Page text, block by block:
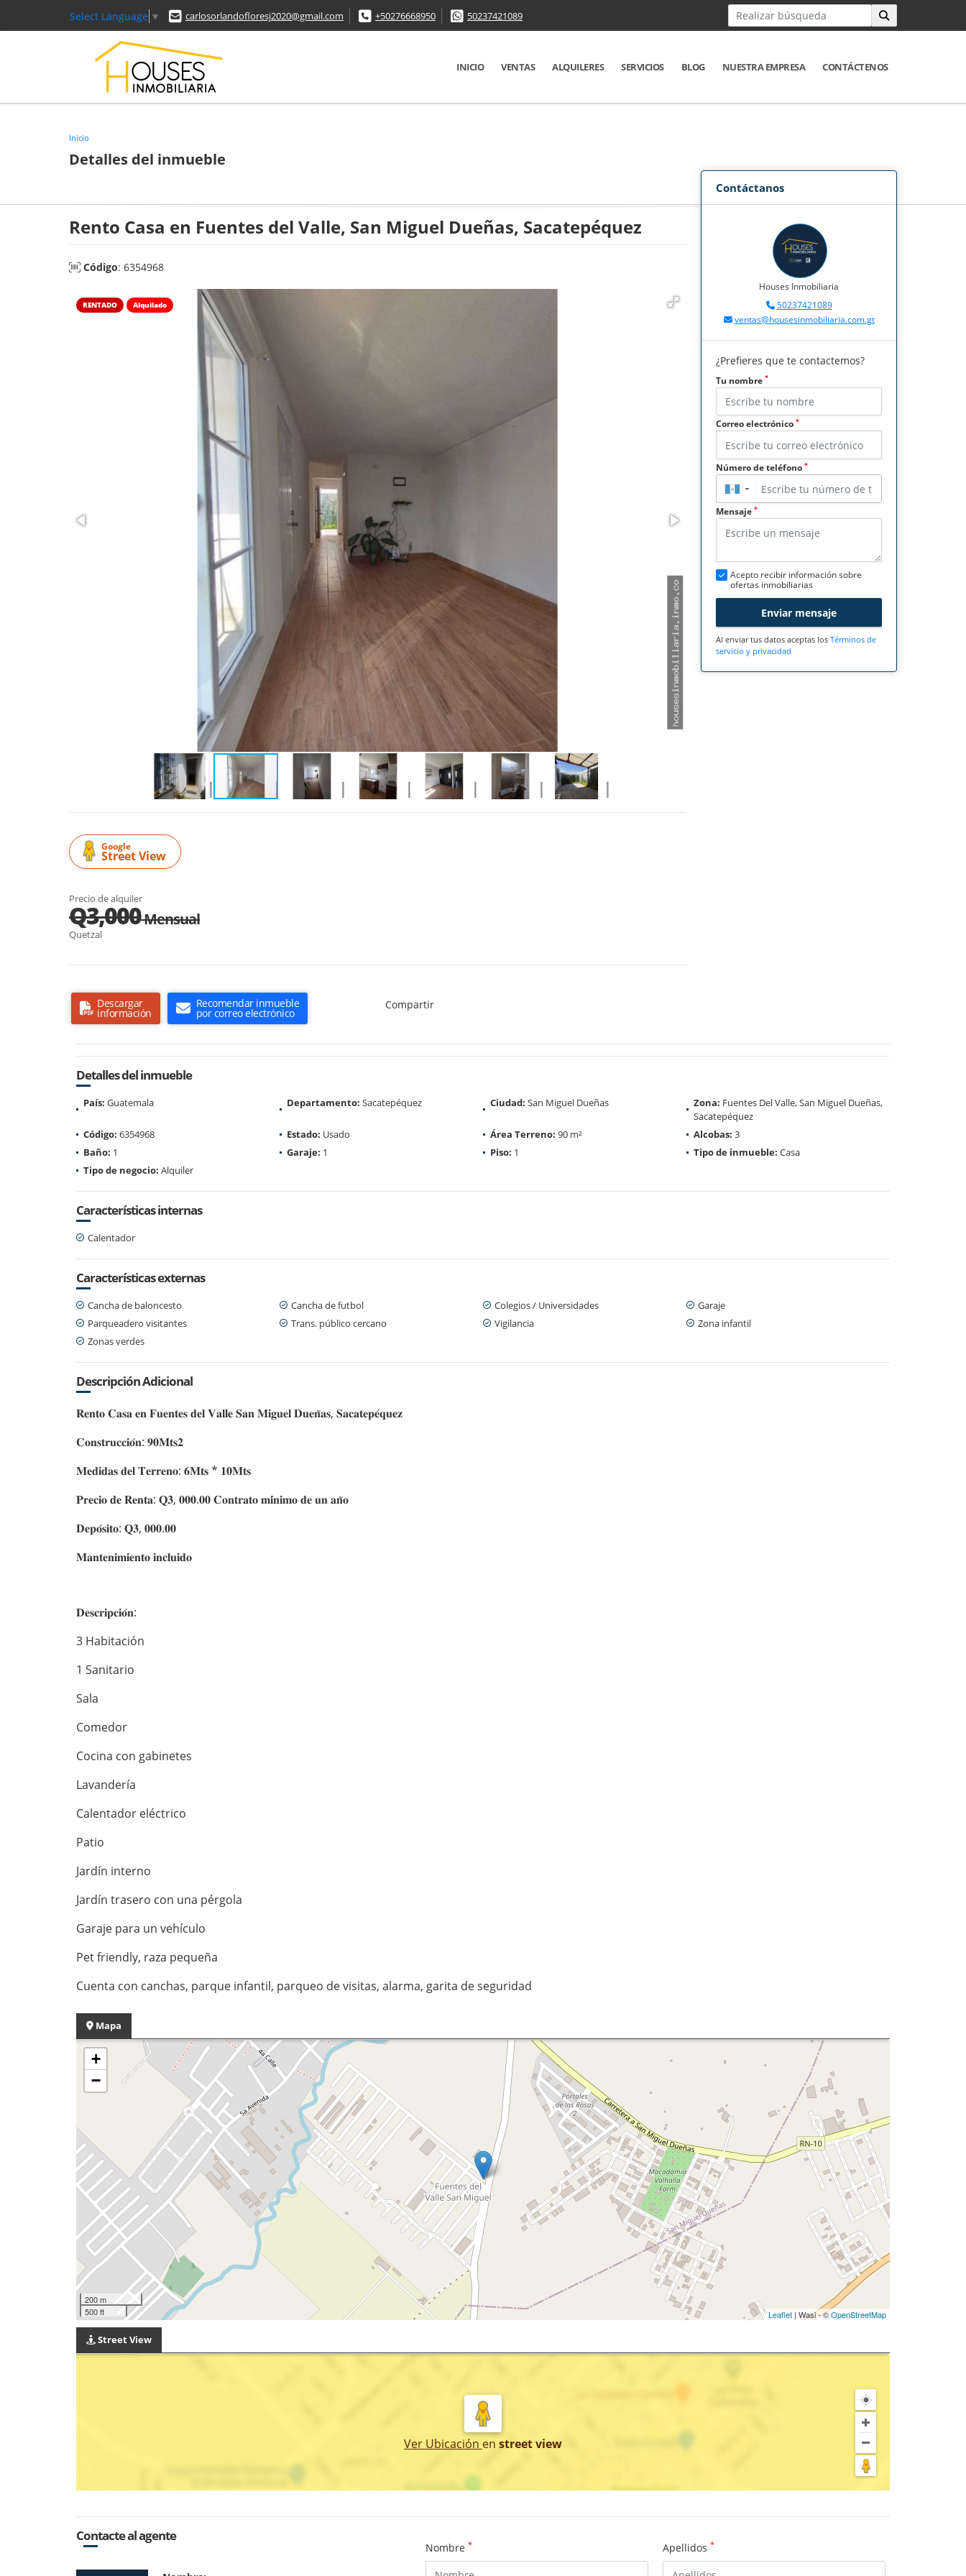
Select Language ▼ carlosorlandofloresj2020@gmail.com +50276668950 50237421089
INICIO VENTAS ALQUILERES SERVICIOS BLOG NUESTRA EMPRESA CONTÁCTENOS
Inicio
Detalles del inmueble
Rento Casa en Fuentes del Valle, San Miguel Dueñas, Sacatepéquez
Código: 6354968
RENTADO Alquilado
Google
Street View
Precio de alquiler
Q3,000Mensual
Quetzal
Descargar
información
Recomendar inmueble
por correo electrónico
Compartir
Contáctanos
Houses Inmobiliaria
50237421089
ventas@housesinmobiliaria.com.gt
¿Prefieres que te contactemos?
Tu nombre *
Correo electrónico *
Número de teléfono *
▼
Mensaje *
Acepto recibir información sobre
ofertas inmobiliarias
Enviar mensaje
Al enviar tus datos aceptas los Términos de
servicio y privacidad
Detalles del inmueble
País: Guatemala Departamento: Sacatepéquez Ciudad: San Miguel Dueñas Zona: Fuentes Del Valle, San Miguel Dueñas,
Sacatepéquez
Código: 6354968 Estado: Usado Área Terreno: 90 m² Alcobas: 3
Baño: 1 Garaje: 1 Piso: 1 Tipo de inmueble: Casa
Tipo de negocio: Alquiler
Características internas
Calentador
Características externas
Cancha de baloncesto Cancha de futbol Colegios / Universidades
Garaje
Parqueadero visitantes
Trans. público cercano Vigilancia
Zona infantil
Zonas verdes
Descripción Adicional
𝐑𝐞𝐧𝐭𝐨 𝐂𝐚𝐬𝐚 𝐞𝐧 𝐅𝐮𝐞𝐧𝐭𝐞𝐬 𝐝𝐞𝐥 𝐕𝐚𝐥𝐥𝐞 𝐒𝐚𝐧 𝐌𝐢𝐠𝐮𝐞𝐥 𝐃𝐮𝐞𝐧̃𝐚𝐬, 𝐒𝐚𝐜𝐚𝐭𝐞𝐩𝐞́𝐪𝐮𝐞𝐳
𝐂𝐨𝐧𝐬𝐭𝐫𝐮𝐜𝐜𝐢𝐨́𝐧: 𝟗𝟎𝐌𝐭𝐬𝟐
𝐌𝐞𝐝𝐢𝐝𝐚𝐬 𝐝𝐞𝐥 𝐓𝐞𝐫𝐫𝐞𝐧𝐨: 𝟔𝐌𝐭𝐬 * 𝟏𝟎𝐌𝐭𝐬
𝐏𝐫𝐞𝐜𝐢𝐨 𝐝𝐞 𝐑𝐞𝐧𝐭𝐚: 𝐐𝟑, 𝟎𝟎𝟎.𝟎𝟎 𝐂𝐨𝐧𝐭𝐫𝐚𝐭𝐨 𝐦𝐢́𝐧𝐢𝐦𝐨 𝐝𝐞 𝐮𝐧 𝐚𝐧̃𝐨
𝐃𝐞𝐩𝐨́𝐬𝐢𝐭𝐨: 𝐐𝟑, 𝟎𝟎𝟎.𝟎𝟎
𝐌𝐚𝐧𝐭𝐞𝐧𝐢𝐦𝐢𝐞𝐧𝐭𝐨 𝐢𝐧𝐜𝐥𝐮𝐢𝐝𝐨
𝐃𝐞𝐬𝐜𝐫𝐢𝐩𝐜𝐢𝐨́𝐧:
3 Habitación
1 Sanitario
Sala
Comedor
Cocina con gabinetes
Lavandería
Calentador eléctrico
Patio
Jardín interno
Jardín trasero con una pérgola
Garaje para un vehículo
Pet friendly, raza pequeña
Cuenta con canchas, parque infantil, parqueo de visitas, alarma, garita de seguridad
Mapa
+
−
200 m
500 ft
Leaflet | Wasi - ©OpenStreetMap
Street View
Ver Ubicación en street view
Contacte al agente
Nombre * Apellidos *